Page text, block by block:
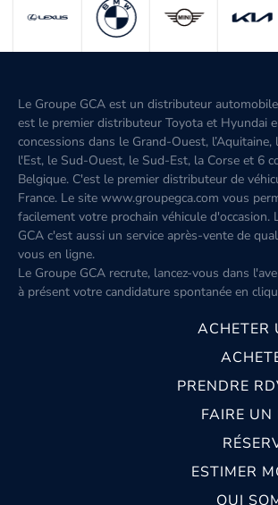
Le Groupe GCA est un distributeur
est le premier distributeur Toyota et Hyundai
concessions dans le Grand-Ouest, l’Aquitaine,
l'Est, le Sud-Ouest, le Sud-Est, la Corse et 6
Belgique. C'est le premier distributeur de
France. Le site www.groupegca.com vous
facilement votre prochain véhicule d'occasion.
GCA c'est aussi un service après-vente de
vous en ligne.
Le Groupe GCA recrute, lancez-vous dans
à présent votre candidature spontanée en
ACHETER
PRENDRE
FAIRE UN
ESTIMER
QUI